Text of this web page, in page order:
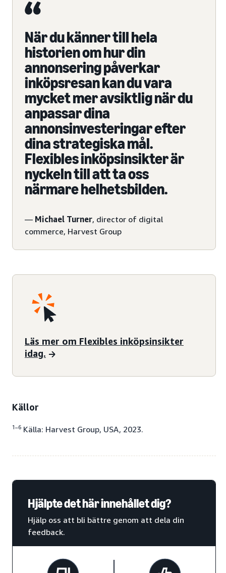
När du känner till hela
historien om hur din
annonsering påverkar
inköpsresan kan du vara
mycket mer avsiktlig när du
anpassar dina
annonsinvesteringar efter
dina strategiska mål.
Flexibles inköpsinsikter är
nyckeln till att ta oss
närmare helhetsbilden.
— Michael Turner, director of digital
commerce, Harvest Group
Läs mer om Flexibles inköpsinsikter
idag.
Källor
1–6 Källa: Harvest Group, USA, 2023.
Hjälpte det här innehållet dig?
Hjälp oss att bli bättre genom att dela din
feedback.